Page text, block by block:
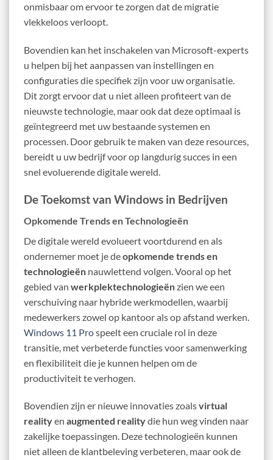
onmisbaar om ervoor te zorgen dat de migratie
vlekkeloos verloopt.
Bovendien kan het inschakelen van Microsoft-experts
u helpen bij het aanpassen van instellingen en
configuraties die specifiek zijn voor uw organisatie.
Dit zorgt ervoor dat u niet alleen profiteert van de
nieuwste technologie, maar ook dat deze optimaal is
geïntegreerd met uw bestaande systemen en
processen. Door gebruik te maken van deze resources,
bereidt u uw bedrijf voor op langdurig succes in een
snel evoluerende digitale wereld.
De Toekomst van Windows in Bedrijven
Opkomende Trends en Technologieën
De digitale wereld evolueert voortdurend en als
ondernemer moet je deopkomende trends en
technologieën nauwlettend volgen. Vooral op het
gebied van werkplektechnologieënzien we een
verschuiving naar hybride werkmodellen, waarbij
medewerkers zowel op kantoor als op afstand werken.
Windows 11 Prospeelt een cruciale rol in deze
transitie, met verbeterde functies voor samenwerking
en flexibiliteit die je kunnen helpen om de
productiviteit te verhogen.
Bovendien zijn er nieuwe innovaties zoalsvirtual
realityen augmented realitydie hun weg vinden naar
zakelijke toepassingen. Deze technologieën kunnen
niet alleen de klantbeleving verbeteren, maar ook de